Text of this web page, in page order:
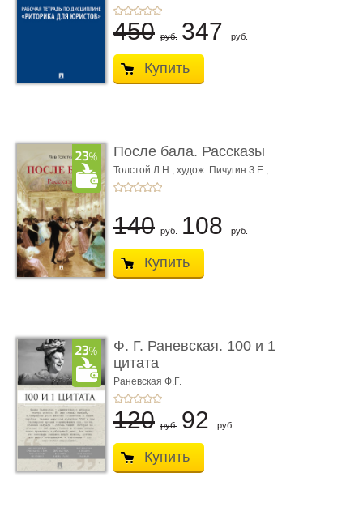
450 руб. 347 руб.
Купить
После бала. Рассказы
Толстой Л.Н., худож. Пичугин З.Е.,
худож. Лебедев А.И.,
140 руб. 108 руб.
Купить
Ф. Г. Раневская. 100 и 1
цитата
Раневская Ф.Г.
120 руб. 92 руб.
Купить